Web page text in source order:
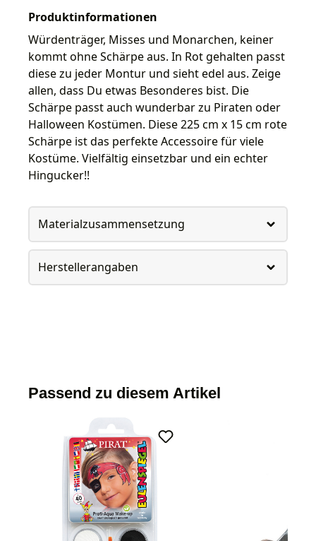
Produktinformationen
Würdenträger, Misses und Monarchen, keiner
kommt ohne Schärpe aus. In Rot gehalten passt
diese zu jeder Montur und sieht edel aus. Zeige
allen, dass Du etwas Besonderes bist. Die
Schärpe passt auch wunderbar zu Piraten oder
Halloween Kostümen. Diese 225 cm x 15 cm rote
Schärpe ist das perfekte Accessoire für viele
Kostüme. Vielfältig einsetzbar und ein echter
Hingucker!!
Materialzusammensetzung
Herstellerangaben
Passend zu diesem Artikel